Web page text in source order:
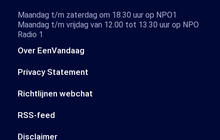
Over EenVandaag
Privacy Statement
Richtlijnen webchat
RSS-feed
Disclaimer
Maandag t/m zaterdag om 18.30 uur op NPO1
Maandag t/m vrijdag van 12.00 tot 13.30 uur op NPO
Radio 1